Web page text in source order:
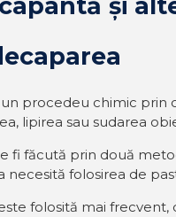
și
procedeu chimic prin
lipirea sau sudarea
fi făcută prin două
necesită folosirea de
folosită mai